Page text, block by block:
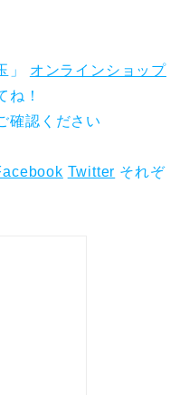
」 オンラインショップ
ね！
確認ください
Twitter それぞ